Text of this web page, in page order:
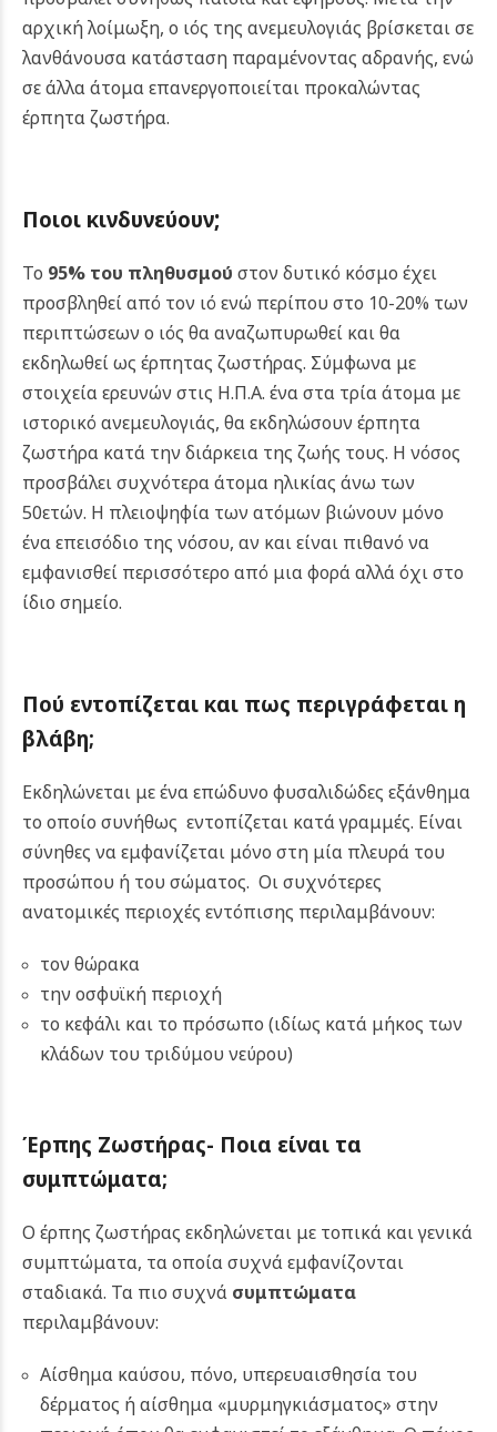
αρχική λοίμωξη, ο ιός της ανεμευλογιάς βρίσκεται σε
λανθάνουσα κατάσταση παραμένοντας αδρανής, ενώ
σε άλλα άτομα επανεργοποιείται προκαλώντας
έρπητα ζωστήρα.
Ποιοι κινδυνεύουν;
Το 95% του πληθυσμού στον δυτικό κόσμο έχει
προσβληθεί από τον ιό ενώ περίπου στο 10-20% των
περιπτώσεων ο ιός θα αναζωπυρωθεί και θα
εκδηλωθεί ως έρπητας ζωστήρας. Σύμφωνα με
στοιχεία ερευνών στις Η.Π.Α. ένα στα τρία άτομα με
ιστορικό ανεμευλογιάς, θα εκδηλώσουν έρπητα
ζωστήρα κατά την διάρκεια της ζωής τους. Η νόσος
προσβάλει συχνότερα άτομα ηλικίας άνω των
50ετών. Η πλειοψηφία των ατόμων βιώνουν μόνο
ένα επεισόδιο της νόσου, αν και είναι πιθανό να
εμφανισθεί περισσότερο από μια φορά αλλά όχι στο
ίδιο σημείο.
Πού εντοπίζεται και πως περιγράφεται η
βλάβη;
Εκδηλώνεται με ένα επώδυνο φυσαλιδώδες εξάνθημα
το οποίο συνήθως εντοπίζεται κατά γραμμές. Είναι
σύνηθες να εμφανίζεται μόνο στη μία πλευρά του
προσώπου ή του σώματος. Οι συχνότερες
ανατομικές περιοχές εντόπισης περιλαμβάνουν:
τον θώρακα
την οσφυϊκή περιοχή
το κεφάλι και το πρόσωπο (ιδίως κατά μήκος των
κλάδων του τριδύμου νεύρου)
Έρπης Ζωστήρας- Ποια είναι τα
συμπτώματα;
Ο έρπης ζωστήρας εκδηλώνεται με τοπικά και γενικά
συμπτώματα, τα οποία συχνά εμφανίζονται
σταδιακά. Τα πιο συχνά συμπτώματα
περιλαμβάνουν:
Αίσθημα καύσου, πόνο, υπερευαισθησία του
δέρματος ή αίσθημα «μυρμηγκιάσματος» στην